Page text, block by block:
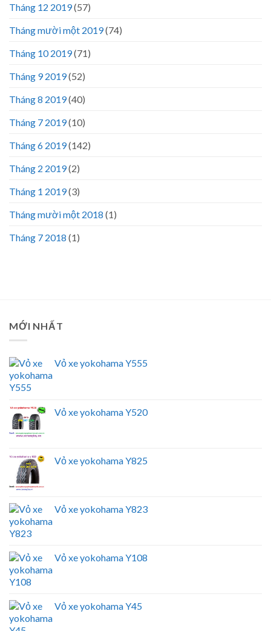
Tháng 12 2019(57)
Tháng mười một 2019(74)
Tháng 10 2019(71)
Tháng 9 2019(52)
Tháng 8 2019(40)
Tháng 7 2019(10)
Tháng 6 2019(142)
Tháng 2 2019(2)
Tháng 1 2019(3)
Tháng mười một 2018 (1)
Tháng 7 2018 (1)
MỚI NHẤT
Vỏ xe yokohama Y555
Vỏ xe yokohama Y520
Vỏ xe yokohama Y825
Vỏ xe yokohama Y823
Vỏ xe yokohama Y108
Vỏ xe yokohama Y45